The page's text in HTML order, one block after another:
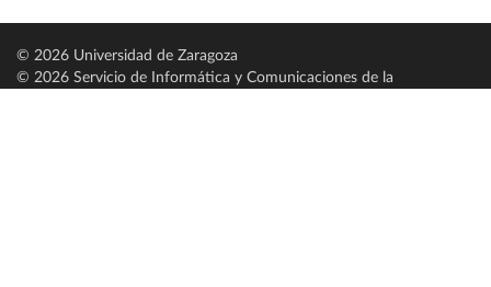
© 2026 Universidad de Zaragoza
© 2026 Servicio de Informática y Comunicaciones de la